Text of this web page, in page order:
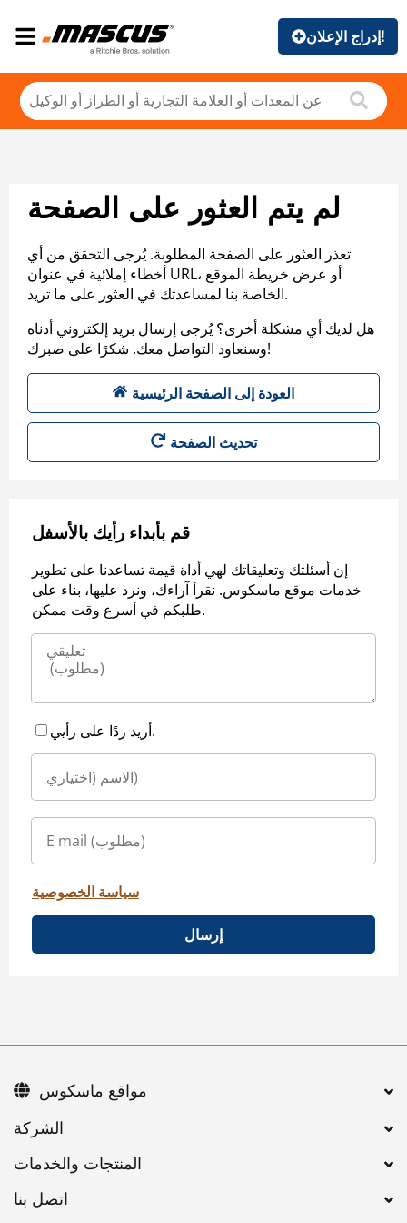
إدراج الإعلان!
لم يتم العثور على الصفحة
تعذر العثور على الصفحة المطلوبة. يُرجى التحقق من أي
أخطاء إملائية في عنوان URL، أو عرض خريطة الموقع
الخاصة بنا لمساعدتك في العثور على ما تريد.
هل لديك أي مشكلة أخرى؟ يُرجى إرسال بريد إلكتروني أدناه
وسنعاود التواصل معك. شكرًا على صبرك!
العودة إلى الصفحة الرئيسية
تحديث الصفحة
قم بأبداء رأيك بالأسفل
إن أسئلتك وتعليقاتك لهي أداة قيمة تساعدنا على تطوير
خدمات موقع ماسكوس. نقرأ آراءك، ونرد عليها، بناء على
طلبكم في أسرع وقت ممكن.
أريد ردًا على رأيي.
سياسة الخصوصية
إرسال
اتصل بنا
مواقع ماسكوس